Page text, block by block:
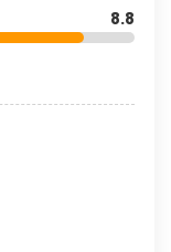
8.8